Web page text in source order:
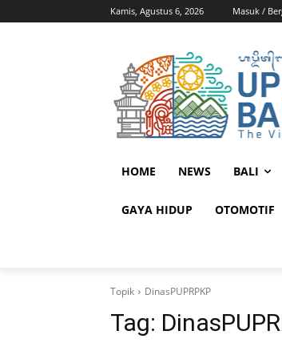
Kamis, Agustus 6, 2026 Masuk /
HOME NEWS BALI
GAYA HIDUP OTOMOTIF
Topik DinasPUPRPKP
Tag: